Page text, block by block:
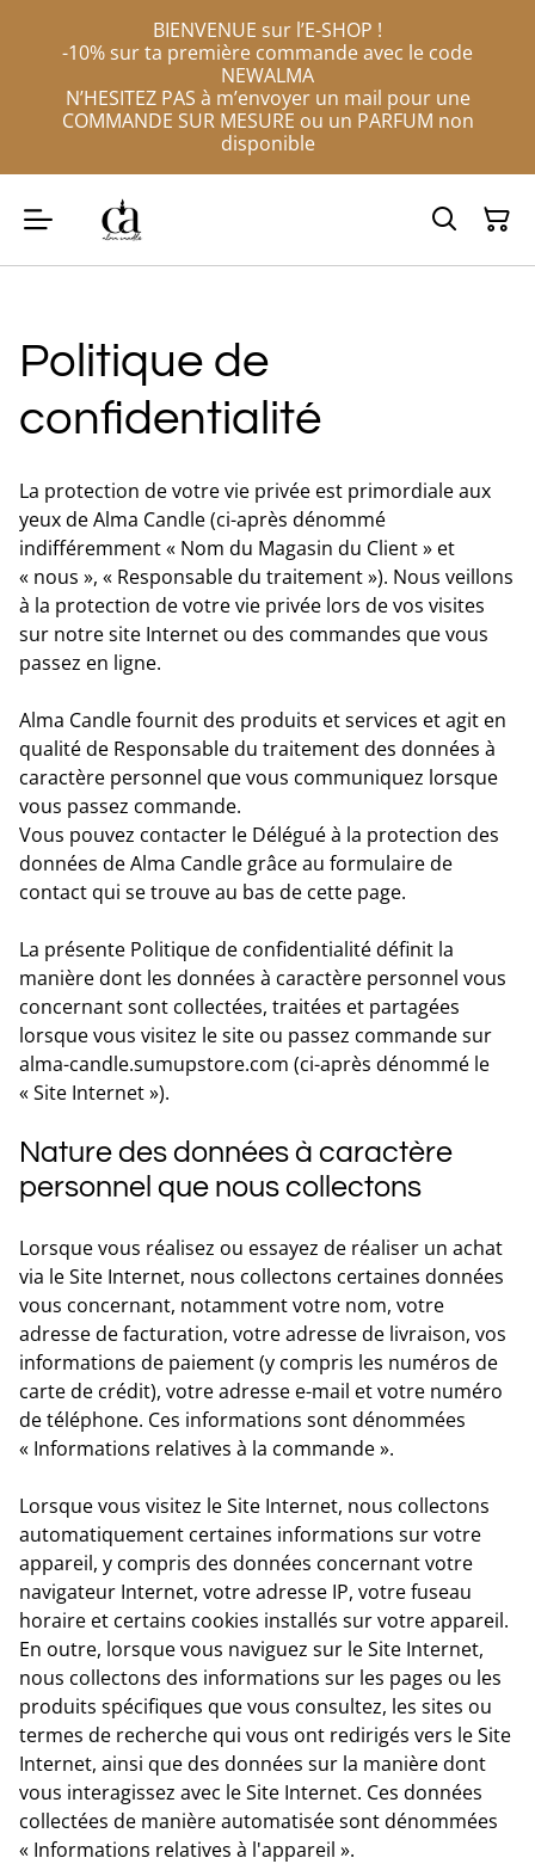
BIENVENUE sur l’E-SHOP !
-10% sur ta première commande avec le code
NEWALMA
N’HESITEZ PAS à m’envoyer un mail pour une
COMMANDE SUR MESURE ou un PARFUM non
disponible
Politique de
confidentialité
La protection de votre vie privée est primordiale aux
yeux de Alma Candle (ci-après dénommé
indifféremment « Nom du Magasin du Client » et
« nous », « Responsable du traitement »). Nous veillons
à la protection de votre vie privée lors de vos visites
sur notre site Internet ou des commandes que vous
passez en ligne.
Alma Candle fournit des produits et services et agit en
qualité de Responsable du traitement des données à
caractère personnel que vous communiquez lorsque
vous passez commande.
Vous pouvez contacter le Délégué à la protection des
données de Alma Candle grâce au formulaire de
contact qui se trouve au bas de cette page.
La présente Politique de confidentialité définit la
manière dont les données à caractère personnel vous
concernant sont collectées, traitées et partagées
lorsque vous visitez le site ou passez commande sur
alma-candle.sumupstore.com (ci-après dénommé le
« Site Internet »).
Nature des données à caractère
personnel que nous collectons
Lorsque vous réalisez ou essayez de réaliser un achat
via le Site Internet, nous collectons certaines données
vous concernant, notamment votre nom, votre
adresse de facturation, votre adresse de livraison, vos
informations de paiement (y compris les numéros de
carte de crédit), votre adresse e-mail et votre numéro
de téléphone. Ces informations sont dénommées
« Informations relatives à la commande ».
Lorsque vous visitez le Site Internet, nous collectons
automatiquement certaines informations sur votre
appareil, y compris des données concernant votre
navigateur Internet, votre adresse IP, votre fuseau
horaire et certains cookies installés sur votre appareil.
En outre, lorsque vous naviguez sur le Site Internet,
nous collectons des informations sur les pages ou les
produits spécifiques que vous consultez, les sites ou
termes de recherche qui vous ont redirigés vers le Site
Internet, ainsi que des données sur la manière dont
vous interagissez avec le Site Internet. Ces données
collectées de manière automatisée sont dénommées
« Informations relatives à l'appareil ».